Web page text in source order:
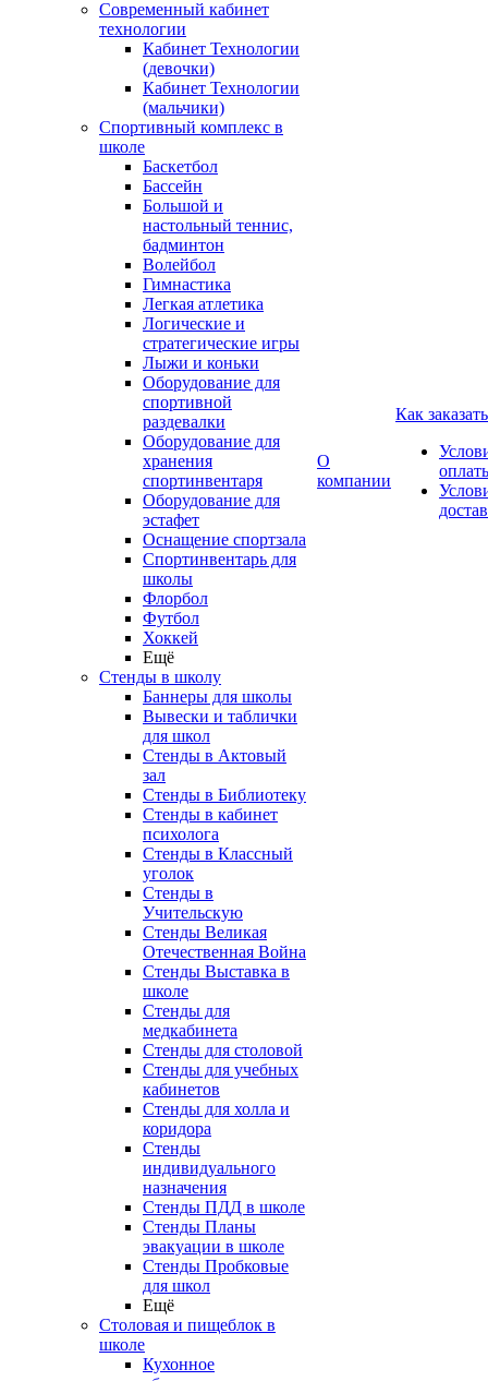
Современный кабинет
технологии
Кабинет Технологии
(девочки)
Кабинет Технологии
(мальчики)
Спортивный комплекс в
школе
Баскетбол
Бассейн
Большой и
настольный теннис,
бадминтон
Волейбол
Гимнастика
Легкая атлетика
Логические и
стратегические игры
Лыжи и коньки
Оборудование для
спортивной
раздевалки
Оборудование для
хранения
спортинвентаря
Оборудование для
эстафет
Оснащение спортзала
Спортинвентарь для
школы
Флорбол
Футбол
Хоккей
Ещё
Стенды в школу
Баннеры для школы
Вывески и таблички
для школ
Стенды в Актовый
зал
Стенды в Библиотеку
Стенды в кабинет
психолога
Стенды в Классный
уголок
Стенды в
Учительскую
Стенды Великая
Отечественная Война
Стенды Выставка в
школе
Стенды для
медкабинета
Стенды для столовой
Стенды для учебных
кабинетов
Стенды для холла и
коридора
Стенды
индивидуального
назначения
Стенды ПДД в школе
Стенды Планы
эвакуации в школе
Стенды Пробковые
для школ
Ещё
Столовая и пищеблок в
школе
Кухонное
О
компании
Как